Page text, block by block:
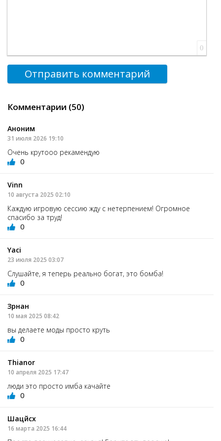
0
Отправить комментарий
Комментарии (50)
Аноним
31 июля 2026 19:10
Очень крутооо рекамендую
0
Vinn
10 августа 2025 02:10
Каждую игровую сессию жду с нетерпением! Огромное
спасибо за труд!
0
Yaci
23 июля 2025 03:07
Слушайте, я теперь реально богат, это бомба!
0
Зрнан
10 мая 2025 08:42
вы делаете моды просто круть
0
Thianor
10 апреля 2025 17:47
люди это просто имба качайте
0
Шацйсх
16 марта 2025 16:44